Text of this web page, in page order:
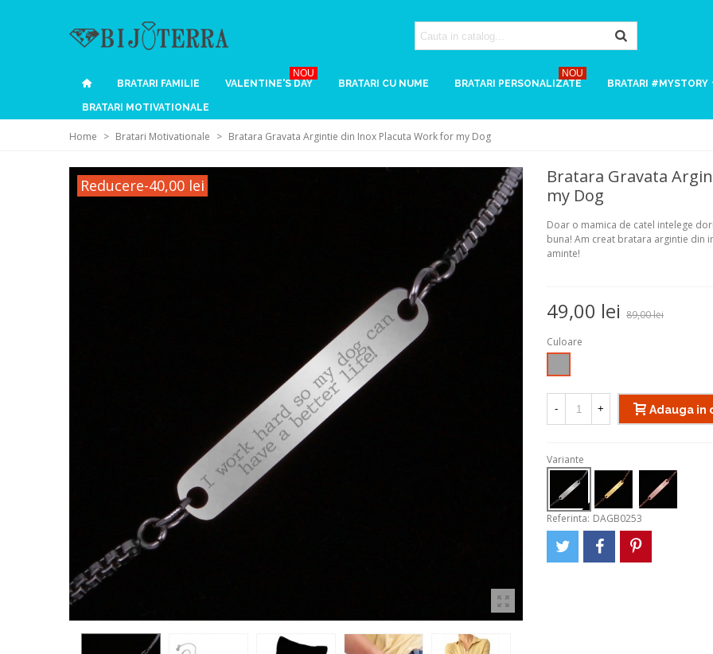
BRATARI FAMILIE VALENTINE'S DAY
NOU
BRATARI CU NUME
BRATARI PERSONALIZATE
NOU
BRATARI #MYSTORY
BRATARI MOTIVATIONALE
Home > Bratari Motivationale > Bratara Gravata Argintie din Inox Placuta Work for my Dog
Reducere-40,00 lei
Bratara Gravata
my Dog
Doar o mamica de catel intelege
buna! Am creat bratara argintie din
aminte!
49,00 lei 89,00 lei
Culoare
- + Adauga in
Variante
Referinta: DAGB0253